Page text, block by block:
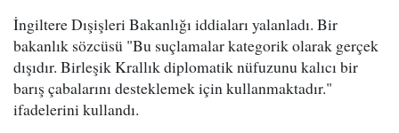
İngiltere Dışişleri Bakanlığı iddiaları yalanladı. Bir
bakanlık sözcüsü "Bu suçlamalar kategorik olarak gerçek
dışıdır. Birleşik Krallık diplomatik nüfuzunu kalıcı bir
barış çabalarını desteklemek için kullanmaktadır."
ifadelerini kullandı.